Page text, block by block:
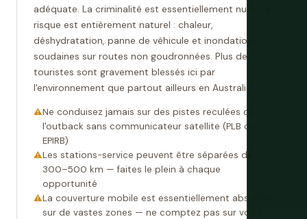
adéquate. La criminalité est essentiellement nulle. Le
risque est entièrement naturel : chaleur,
déshydratation, panne de véhicule et inondations
soudaines sur routes non goudronnées. Plus de
touristes sont gravement blessés ici par
l'environnement que partout ailleurs en Australie.
Ne conduisez jamais sur des pistes reculées de
l'outback sans communicateur satellite (PLB ou
EPIRB)
Les stations-service peuvent être séparées de
300–500 km — faites le plein à chaque
opportunité
La couverture mobile est essentiellement absente
sur de vastes zones — ne comptez pas sur votre